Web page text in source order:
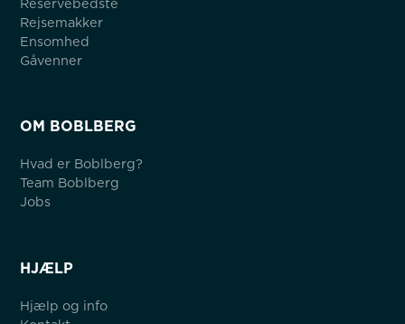
Rejsemakker
Ensomhed
Gåvenner
OM BOBLBERG
Hvad er Boblberg?
Team Boblberg
Jobs
HJÆLP
Hjælp og info